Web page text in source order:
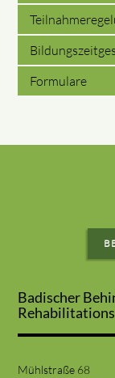
Formulare
Badischer
Mühlstraße 68